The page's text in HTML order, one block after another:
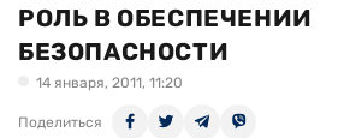
РОЛЬ В ОБЕСПЕЧЕНИИ
БЕЗОПАСНОСТИ
14 января, 2011, 11:20
Поделиться